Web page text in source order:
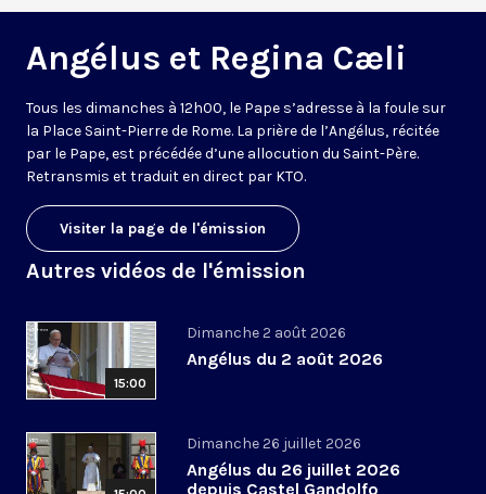
Angélus et Regina Cæli
Tous les dimanches à 12h00, le Pape s’adresse à la foule sur
la Place Saint-Pierre de Rome. La prière de l’Angélus, récitée
par le Pape, est précédée d’une allocution du Saint-Père.
Retransmis et traduit en direct par KTO.
Visiter la page de l'émission
Autres vidéos de l'émission
15:00
Dimanche 2 août 2026
Angélus du 2 août 2026
Dimanche 26 juillet 2026
Angélus du 26 juillet 2026
depuis Castel Gandolfo